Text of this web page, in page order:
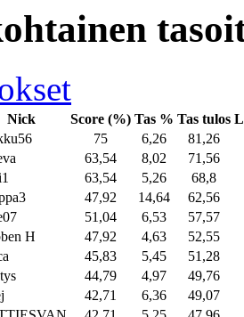
Nick Score (%) Tas % Tas tulos
75 6,26
81,26
63,54 8,02
71,56
63,54 5,26
68,8
47,92 14,64
62,56
51,04 6,53
57,57
H 47,92 4,63
52,55
45,83 5,45
51,28
44,79 4,97
49,76
42,71 6,36
49,07